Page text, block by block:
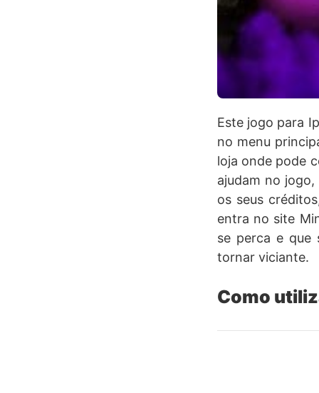
Este jogo para
no menu
loja onde pode
ajudam no
os seus
entra no site
se perca e que
tornar viciante.
Como